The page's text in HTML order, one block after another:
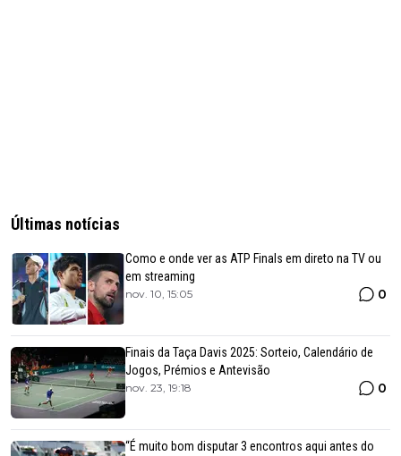
Últimas notícias
Como e onde ver as ATP Finals em direto na TV ou
em streaming
nov. 10, 15:05 0
Finais da Taça Davis 2025: Sorteio, Calendário de
Jogos, Prémios e Antevisão
nov. 23, 19:18 0
“É muito bom disputar 3 encontros aqui antes do